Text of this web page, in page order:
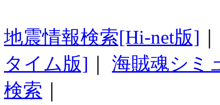
地震情報検索[Hi-net版]
タイム版]
海賊魂シミ
検索